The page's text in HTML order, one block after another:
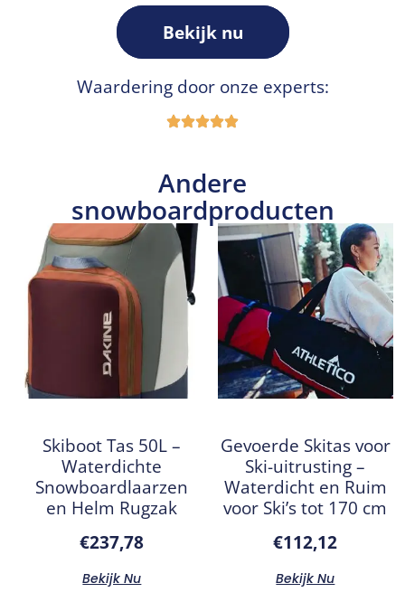
Bekijk nu
Waardering door onze experts:
Andere
snowboardproducten
Skiboot Tas 50L –
Waterdichte
Snowboardlaarzen
en Helm Rugzak
€237,78
Bekijk Nu
Gevoerde Skitas voor
Ski-uitrusting –
Waterdicht en Ruim
voor Ski’s tot 170 cm
€112,12
Bekijk Nu